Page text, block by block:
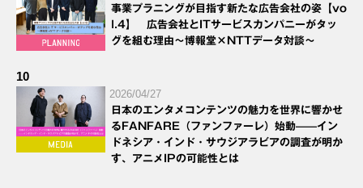
事業プラニングが目指す新たな広告会社の姿【vo
l.4】 広告会社とITサービスカンパニーがタッ
グを組む理由～博報堂×NTTデータ対談～
10
2026/04/27
日本のエンタメコンテンツの魅力を世界に響かせ
るFANFARE（ファンファーレ）始動——イン
ドネシア・インド・サウジアラビアの調査が明か
す、アニメIPの可能性とは